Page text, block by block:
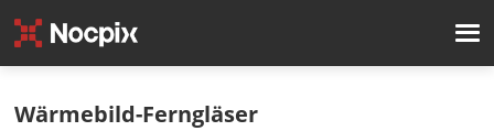
Wärmebild-Ferngläser